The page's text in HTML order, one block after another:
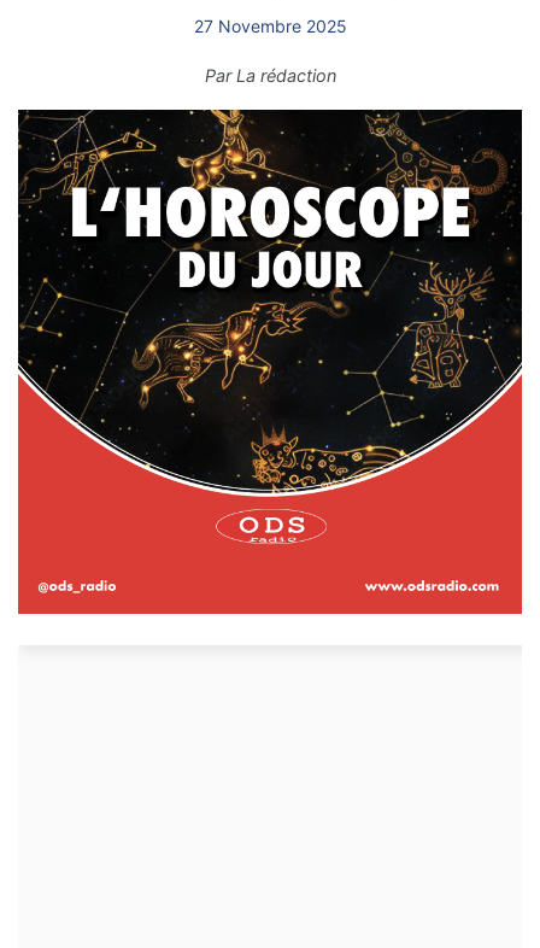
27 Novembre 2025
ParLa rédaction